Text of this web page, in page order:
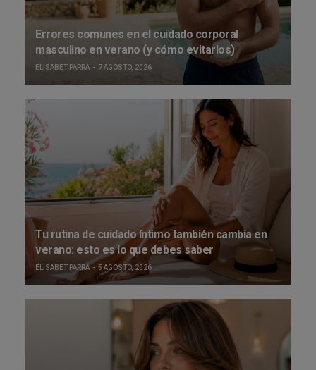
Errores comunes en el cuidado corporal
masculino en verano (y cómo evitarlos)
ELISABET PARRA 7 AGOSTO, 2026
Tu rutina de cuidado íntimo también cambia en
verano: esto es lo que debes saber
ELISABET PARRA 5 AGOSTO, 2026